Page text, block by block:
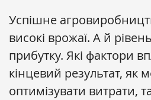
Успішне
високі врожаї. А й
прибутку. Які фактори
кінцевий результат, як
оптимізувати витрати,